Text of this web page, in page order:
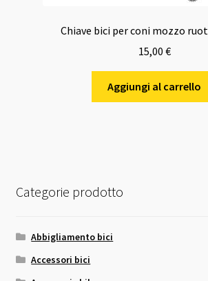
Chiave bici per coni mozzo
15,00 €
Aggiungi al carrello
Categorie prodotto
Abbigliamento bici
Accessori bici